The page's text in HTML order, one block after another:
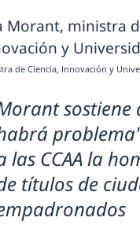
de Ciencia, Innovación y
sostiene
las CCAA la
títulos de